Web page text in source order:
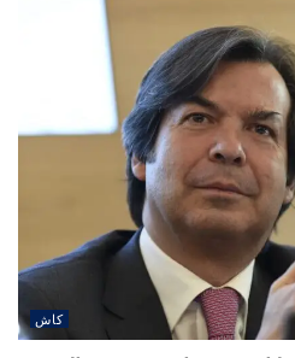
كاش